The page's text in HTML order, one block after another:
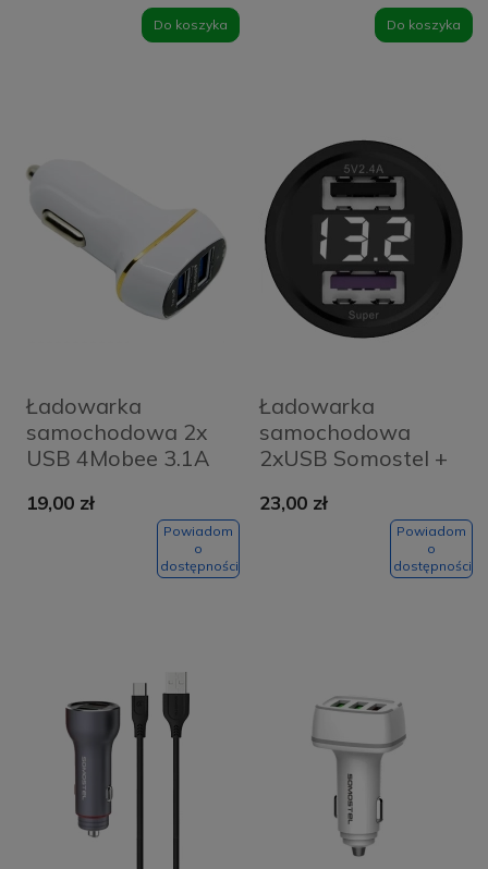
Do koszyka Do koszyka
Ładowarka
samochodowa 2x
USB 4Mobee 3.1A
19,00 zł
Powiadom
o
dostępności
Ładowarka
samochodowa
2xUSB Somostel +
23,00 zł
Powiadom
o
dostępności